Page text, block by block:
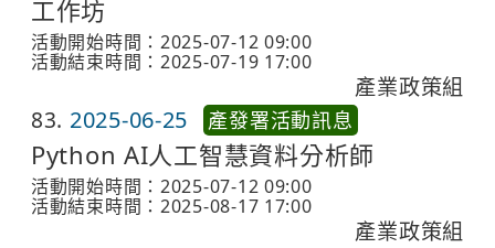
工作坊
活動開始時間：2025-07-12 09:00
活動結束時間：2025-07-19 17:00
產業政策組
83 2025-06-25 產發署活動訊息
Python AI人工智慧資料分析師
活動開始時間：2025-07-12 09:00
活動結束時間：2025-08-17 17:00
產業政策組